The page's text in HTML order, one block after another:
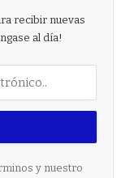
recibir nuevas
al día!
y nuestro